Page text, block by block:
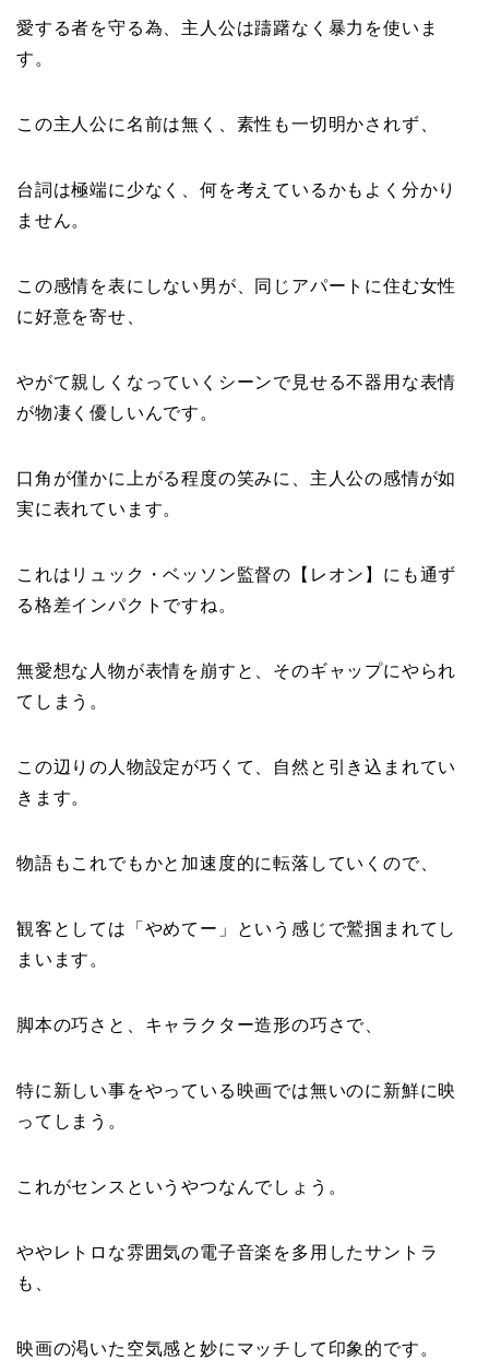
愛する者を守る為、主人公は躊躇なく暴力を使いま
す。
この主人公に名前は無く、素性も一切明かされず、
台詞は極端に少なく、何を考えているかもよく分かり
ません。
この感情を表にしない男が、同じアパートに住む女性
に好意を寄せ、
やがて親しくなっていくシーンで見せる不器用な表情
が物凄く優しいんです。
口角が僅かに上がる程度の笑みに、主人公の感情が如
実に表れています。
これはリュック・ベッソン監督の【レオン】にも通ず
る格差インパクトですね。
無愛想な人物が表情を崩すと、そのギャップにやられ
てしまう。
この辺りの人物設定が巧くて、自然と引き込まれてい
きます。
物語もこれでもかと加速度的に転落していくので、
観客としては「やめてー」という感じで鷲掴まれてし
まいます。
脚本の巧さと、キャラクター造形の巧さで、
特に新しい事をやっている映画では無いのに新鮮に映
ってしまう。
これがセンスというやつなんでしょう。
ややレトロな雰囲気の電子音楽を多用したサントラ
も、
映画の渇いた空気感と妙にマッチして印象的です。